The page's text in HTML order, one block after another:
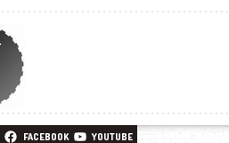
FACEBOOK YOUTUBE